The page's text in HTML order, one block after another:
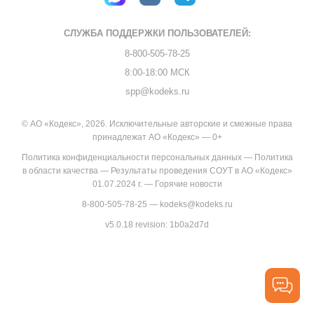
СЛУЖБА ПОДДЕРЖКИ ПОЛЬЗОВАТЕЛЕЙ:
8-800-505-78-25
8:00-18:00 МСК
spp@kodeks.ru
© АО «Кодекс», 2026. Исключительные авторские и смежные права
принадлежат АО «Кодекс» — 0+
Политика конфиденциальности персональных данных— Политика
в области качества— Результаты проведения СОУТ в АО «Кодекс»
01.07.2024 г.— Горячие новости
8-800-505-78-25 — kodeks@kodeks.ru
v5.0.18 revision: 1b0a2d7d